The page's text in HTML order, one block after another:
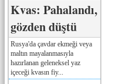
Kvas: Pahalandı,
gözden düştü
Rusya'da çavdar ekmeği veya
maltın mayalanmasıyla
hazırlanan geleneksel yaz
içeceği kvasın fiy...